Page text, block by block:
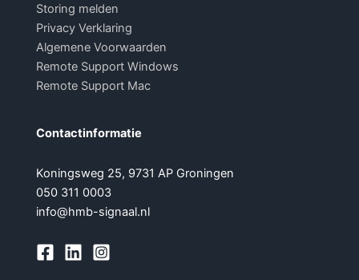
Storing melden
Privacy Verklaring
Algemene Voorwaarden
Remote Support Windows
Remote Support Mac
Contactinformatie
Koningsweg 25, 9731 AP Groningen
050 311 0003
info@hmb-signaal.nl